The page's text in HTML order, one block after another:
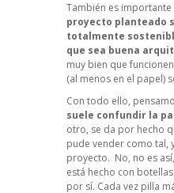
También es
proyecto planteado
totalmente
que sea buena
muy bien que
(al menos en el papel)
Con todo ello,
suele confundir la
otro, se da por hecho
pude vender como tal,
proyecto. No, no es
está hecho con
por sí. Cada vez pilla